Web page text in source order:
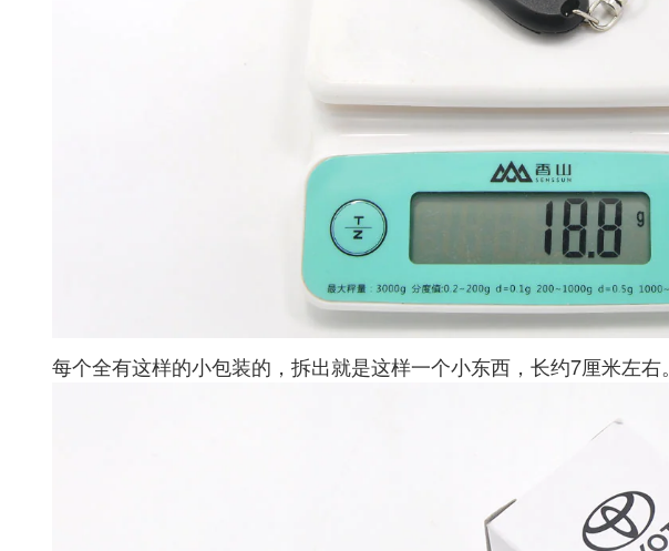
每个全有这样的小包装的，拆出就是这样一个小东西，长约7厘米左右。